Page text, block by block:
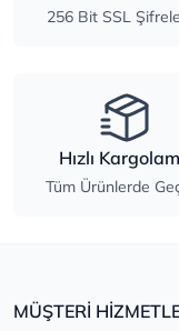
256 Bit SSL
Hızlı
Tüm Ürünlerde
MÜŞTERİ